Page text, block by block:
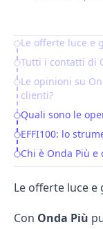
Table of Contents
Le offerte luce e
Tutti i contatti di
Le opinioni su
clienti?
Quali sono le
EFFI100: lo
Chi è Onda Più
Le offerte luce e
Con Onda Più